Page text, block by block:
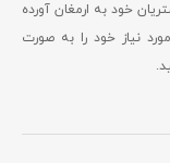
خود به ارمغان آورده
نیاز خود را به صورت